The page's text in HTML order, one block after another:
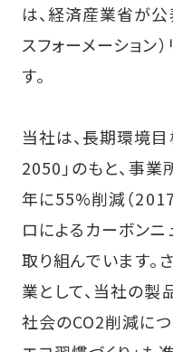
は、経済産業省が公
スフォーメーション
す。
当社は、長期環境
2050」のもと、事
年に55%削減（
ロによるカーボン
取り組んでいます。
業として、当社の製
社会のCO2削減に